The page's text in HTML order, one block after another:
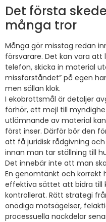
Det första
många tror
Många gör misstag redan
försvarare. Det kan vara
telefon, skicka in material
missförståndet” på egen
men sällan klok.
I ekobrottsmål är detaljer
förhör, ett mejl till
utlämnande av material
först inser. Därför bör den
att få juridisk rådgivning
innan man tar ställning till
Det innebär inte att man
En genomtänkt och
effektiva sättet att bidra till
kontrollerat. Rätt strategi
onödiga motsägelser,
processuella nackdelar